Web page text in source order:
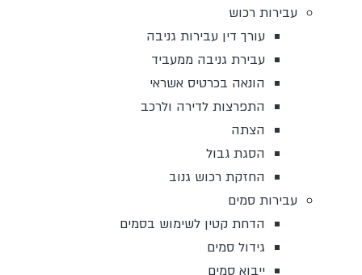
עבירות רכוש
עורך דין עבירות גניבה
עבירת גניבה ממעביד
הונאה בכרטיס אשראי
התפרצות לדירה ולרכב
הצתה
הסגת גבול
החזקת רכוש גנוב
עבירות סמים
הדחת קטין לשימוש בסמים
גידול סמים
ייבוא סמים